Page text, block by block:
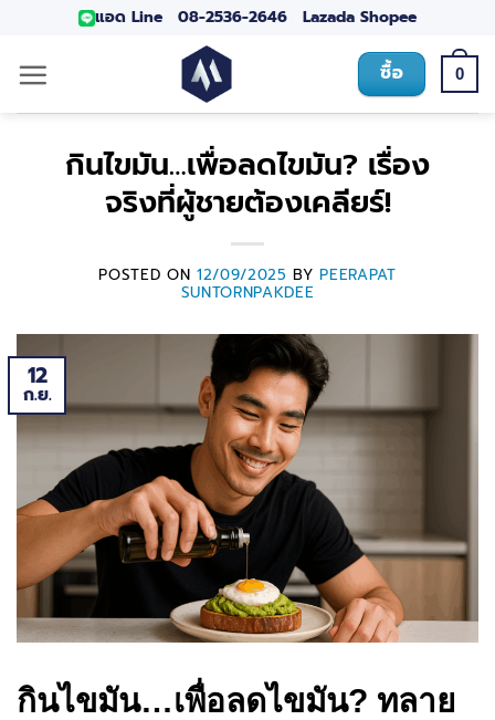
แอด Line 08-2536-2646 Lazada Shopee
ซื้อ 0
กินไขมัน…เพื่อลดไขมัน? เรื่อง
จริงที่ผู้ชายต้องเคลียร์!
POSTED ON 12/09/2025 BYPEERAPAT
SUNTORNPAKDEE
12
ก.ย.
กินไขมัน…เพื่อลดไขมัน? ทลาย